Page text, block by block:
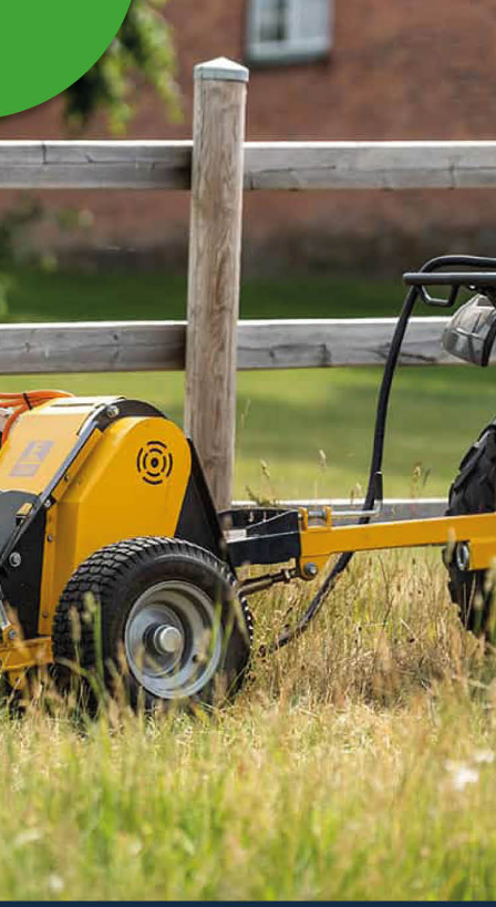
MUURIKKA LOCK MED
TERMOMETER
ROSTFRITT 48 CM
Tillaga maten snabbare och behåll värmen längre
med ett lock som bevarar värmen effektivt.
Läs mer
787 kr
Inkl. moms
I lager
- +